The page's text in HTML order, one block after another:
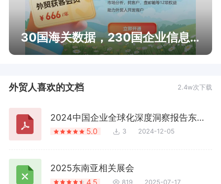
30国海关数据，230国企业信息查询
外贸人喜欢的文档 2.4w次下载
2024中国企业全球化深度洞察报告东南亚篇
5.0 3 2024-12-05
2025东南亚相关展会
4.5 819 2025-07-17